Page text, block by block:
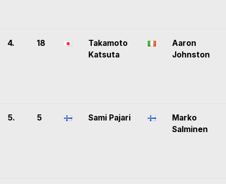
4. 18
Takamoto
Katsuta
Aaron
Johnston
5. 5 Sami Pajari
Marko
Salminen